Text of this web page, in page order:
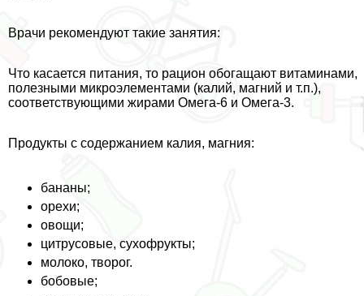
Врачи рекомендуют такие занятия:
Что касается питания, то рацион обогащают витаминами,
полезными микроэлементами (калий, магний и т.п.),
соответствующими жирами Омега-6 и Омега-3.
Продукты с содержанием калия, магния:
бананы;
орехи;
овощи;
цитрусовые, сухофрукты;
молоко, творог.
бобовые;